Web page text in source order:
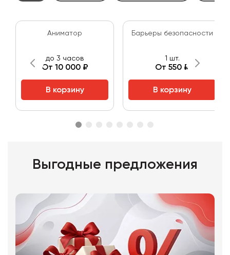
Аниматор
до 3 часов
От 10 000 ₽
В корзину
Барьеры безопасности
1 шт.
От 550 ₽
В корзину
Выгодные предложения